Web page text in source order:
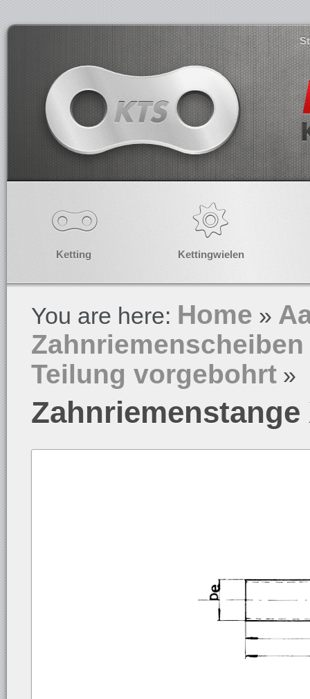
Ketting Kettingwielen
You are here: Home »
Zahnriemenscheiben
Teilung vorgebohrt »
Zahnriemenstange